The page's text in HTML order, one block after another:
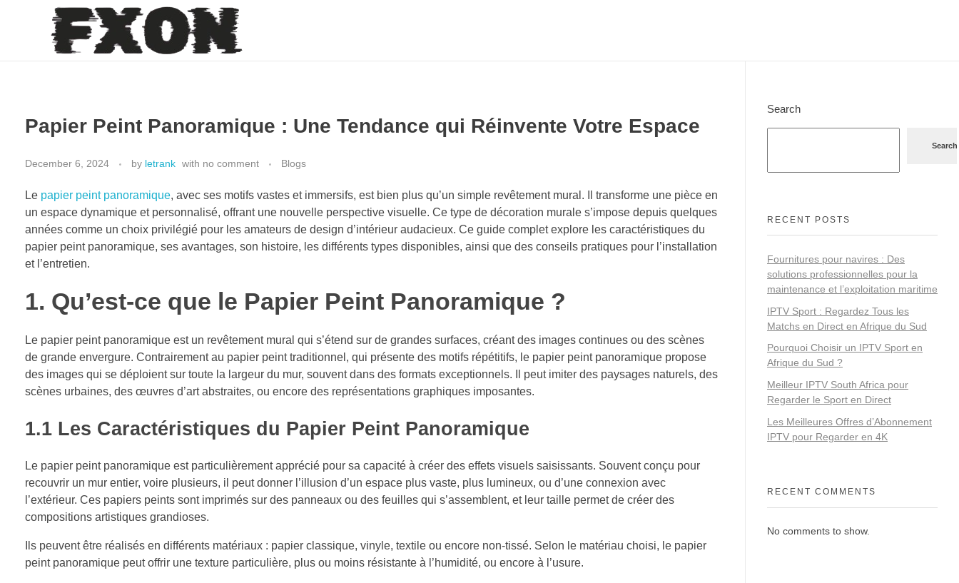
fxon
Papier Peint Panoramique : Une Tendance qui Réinvente Votre Espace
December 6, 2024 by letrank with no comment Blogs
Le papier peint panoramique, avec ses motifs vastes et immersifs, est bien plus qu’un simple revêtement mural. Il transforme une pièce en
un espace dynamique et personnalisé, offrant une nouvelle perspective visuelle. Ce type de décoration murale s’impose depuis quelques
années comme un choix privilégié pour les amateurs de design d’intérieur audacieux. Ce guide complet explore les caractéristiques du
papier peint panoramique, ses avantages, son histoire, les différents types disponibles, ainsi que des conseils pratiques pour l’installation
et l’entretien.
1. Qu’est-ce que le Papier Peint Panoramique ?
Le papier peint panoramique est un revêtement mural qui s’étend sur de grandes surfaces, créant des images continues ou des scènes
de grande envergure. Contrairement au papier peint traditionnel, qui présente des motifs répétitifs, le papier peint panoramique propose
des images qui se déploient sur toute la largeur du mur, souvent dans des formats exceptionnels. Il peut imiter des paysages naturels, des
scènes urbaines, des œuvres d’art abstraites, ou encore des représentations graphiques imposantes.
1.1 Les Caractéristiques du Papier Peint Panoramique
Le papier peint panoramique est particulièrement apprécié pour sa capacité à créer des effets visuels saisissants. Souvent conçu pour
recouvrir un mur entier, voire plusieurs, il peut donner l’illusion d’un espace plus vaste, plus lumineux, ou d’une connexion avec
l’extérieur. Ces papiers peints sont imprimés sur des panneaux ou des feuilles qui s’assemblent, et leur taille permet de créer des
compositions artistiques grandioses.
Ils peuvent être réalisés en différents matériaux : papier classique, vinyle, textile ou encore non-tissé. Selon le matériau choisi, le papier
peint panoramique peut offrir une texture particulière, plus ou moins résistante à l’humidité, ou encore à l’usure.
Search
Search
RECENT POSTS
Fournitures pour navires : Des
solutions professionnelles pour la
maintenance et l’exploitation maritime
IPTV Sport : Regardez Tous les
Matchs en Direct en Afrique du Sud
Pourquoi Choisir un IPTV Sport en
Afrique du Sud ?
Meilleur IPTV South Africa pour
Regarder le Sport en Direct
Les Meilleures Offres d’Abonnement
IPTV pour Regarder en 4K
RECENT COMMENTS
No comments to show.